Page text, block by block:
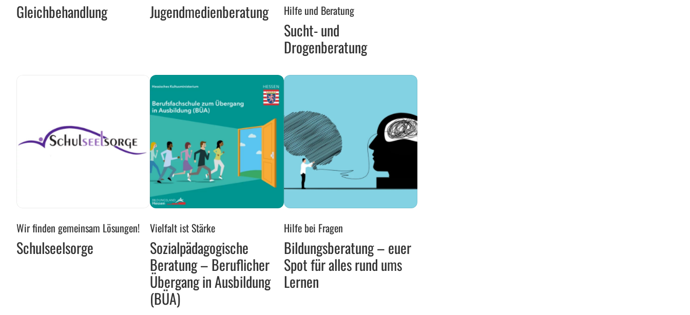
Gleichbehandlung Jugendmedienberatung
und
Drogenberatung
Hilfe und Beratung
Sucht- und
Drogenberatung
Wir finden gemeinsam Lösungen!
Schulseelsorge
Beratung
–
Beruflicher
Übergang
in
Ausbildung
Vielfalt ist Stärke
Sozialpädagogische
Beratung – Beruflicher
Übergang in Ausbildung
(BÜA)
–
euer
Spot
für
alles
Hilfe bei Fragen
Bildungsberatung – euer
Spot für alles rund ums
Lernen